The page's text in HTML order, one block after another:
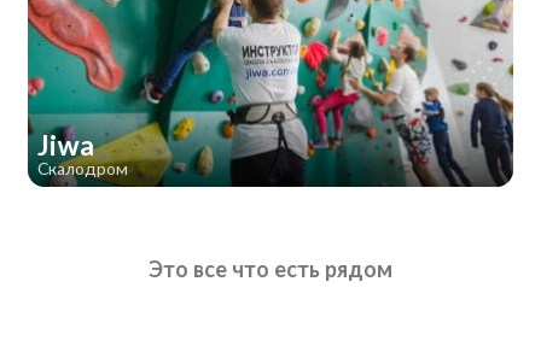
Jiwa
Скалодром
Это все что есть рядом